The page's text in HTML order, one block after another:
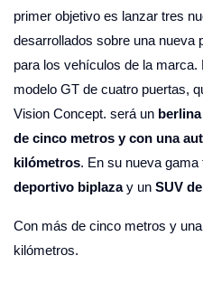
primer objetivo es lanzar tres
desarrollados sobre una nueva
para los vehículos de la
modelo GT de cuatro puertas,
Vision Concept. será un
de cinco metros y con una
kilómetros. En su nueva gama
deportivo biplazay un SUV
Con más de cinco metros y
kilómetros.